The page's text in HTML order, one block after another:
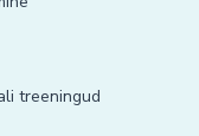
treeningud